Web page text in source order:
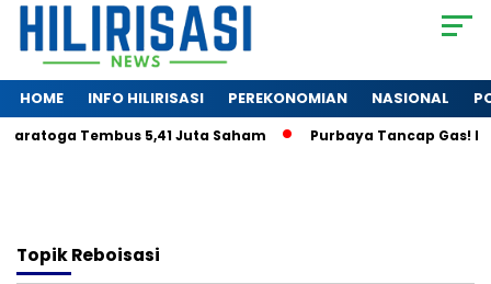
HOME INFO HILIRISASI PEREKONOMIAN NASIONAL
Tembus 5,41 Juta Saham Purbaya Tancap Gas!
TopikReboisasi